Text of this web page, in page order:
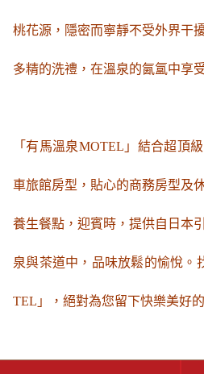
桃花源，隱密而寧靜不受外界干
多精的洗禮，在溫泉的氤氲中享
「有馬溫泉MOTEL」結合超頂
車旅館房型，貼心的商務房型及
養生餐點，迎賓時，提供自日本
泉與茶道中，品味放鬆的愉悅。
TEL」，絕對為您留下快樂美好